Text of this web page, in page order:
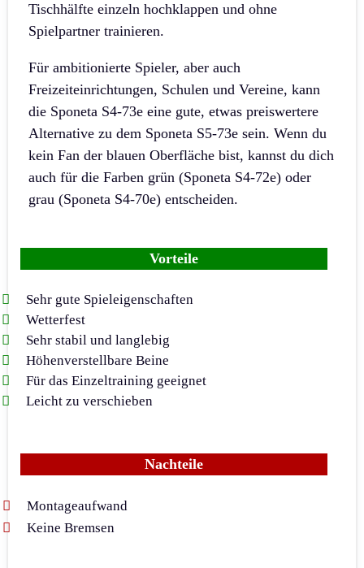
Tischhälfte einzeln hochklappen und ohne
Spielpartner trainieren.
Für ambitionierte Spieler, aber auch
Freizeiteinrichtungen, Schulen und Vereine, kann
die Sponeta S4-73e eine gute, etwas preiswertere
Alternative zu dem Sponeta S5-73e sein. Wenn du
kein Fan der blauen Oberfläche bist, kannst du dich
auch für die Farben grün (Sponeta S4-72e) oder
grau (Sponeta S4-70e) entscheiden.
Vorteile
Sehr gute Spieleigenschaften
Wetterfest
Sehr stabil und langlebig
Höhenverstellbare Beine
Für das Einzeltraining geeignet
Leicht zu verschieben
Nachteile
Montageaufwand
Keine Bremsen